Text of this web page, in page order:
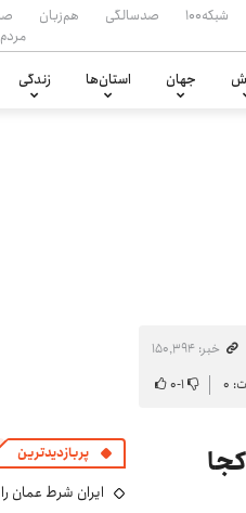
شبکه۱۰۰ صدسالگی هم‌زبان
مردم
جهان استان‌ها زندگی
خبر: ۱۵۰٬۳۹۴
۰ ۱-۰
پربازدیدترین
ایران شرط عمان